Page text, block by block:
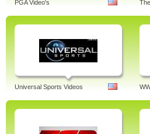
PGA Video's
Universal Sports Videos